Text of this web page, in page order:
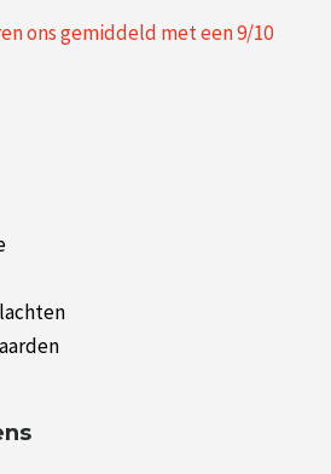
ons gemiddeld met een9/10